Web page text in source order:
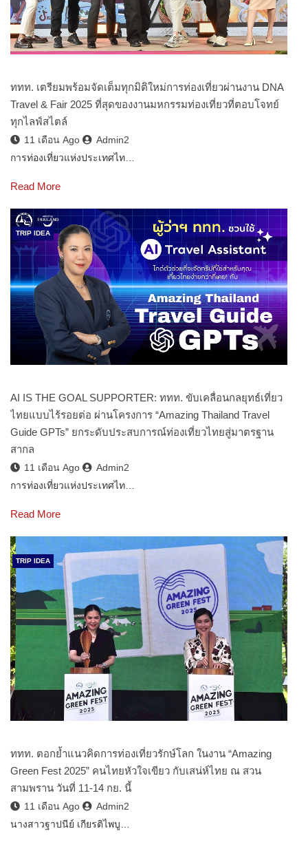
ททท. เตรียมพร้อมจัดเต็มทุกมิติใหม่การท่องเที่ยวผ่านงาน DNA
Travel & Fair 2025 ที่สุดของงานมหกรรมท่องเที่ยวที่ตอบโจทย์
ทุกไลฟ์สไตล์
11 เดือน Ago
Admin2
การท่องเที่ยวแห่งประเทศไท…
Read More
TRIP IDEA
AI IS THE GOAL SUPPORTER: ททท. ขับเคลื่อนกลยุทธ์เที่ยว
ไทยแบบไร้รอยต่อ ผ่านโครงการ “Amazing Thailand Travel
Guide GPTs” ยกระดับประสบการณ์ท่องเที่ยวไทยสู่มาตรฐาน
สากล
11 เดือน Ago
Admin2
การท่องเที่ยวแห่งประเทศไท…
Read More
TRIP IDEA
ททท. ตอกย้ำแนวคิดการท่องเที่ยวรักษ์โลก ในงาน “Amazing
Green Fest 2025” คนไทยหัวใจเขียว กับเสน่ห์ไทย ณ สวน
สามพราน วันที่ 11-14 กย. นี้
11 เดือน Ago
Admin2
นางสาวฐาปนีย์ เกียรติไพบู…